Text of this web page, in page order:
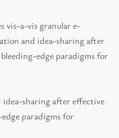
vis-a-vis granular e-
and idea-sharing after
edge paradigms for
idea-sharing after effective
paradigms for